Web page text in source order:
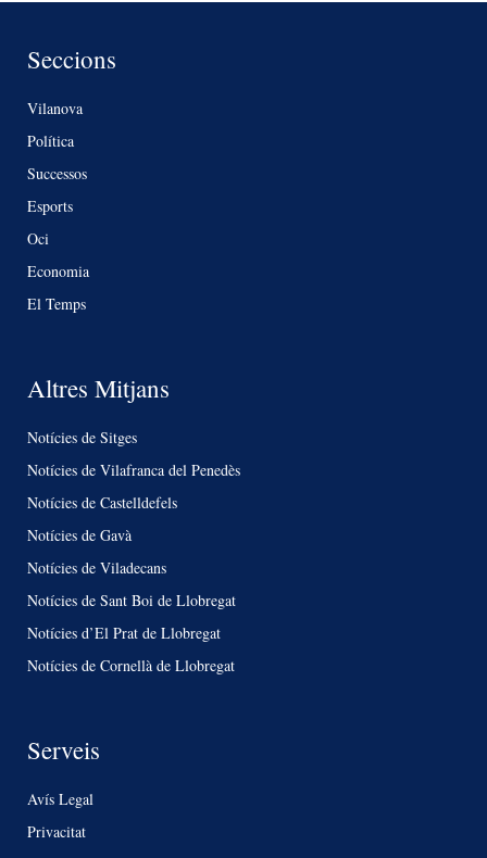
Seccions
Vilanova
Política
Successos
Esports
Oci
Economia
El Temps
Altres Mitjans
Notícies de Sitges
Notícies de Vilafranca del Penedès
Notícies de Castelldefels
Notícies de Gavà
Notícies de Viladecans
Notícies de Sant Boi de Llobregat
Notícies d’El Prat de Llobregat
Notícies de Cornellà de Llobregat
Serveis
Avís Legal
Privacitat